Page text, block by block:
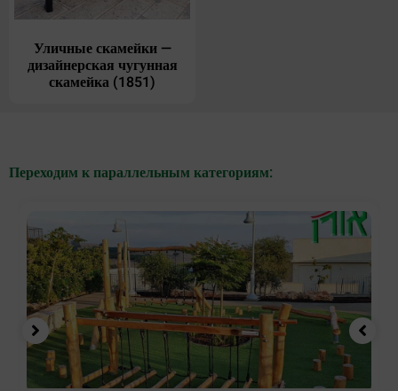
Уличные скамейки —
дизайнерская чугунная
скамейка (1851)
Переходим к параллельным категориям: